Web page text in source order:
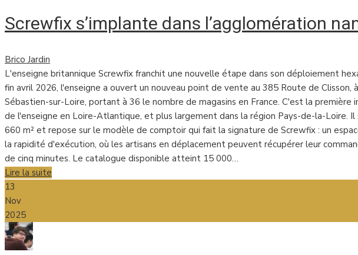
Screwfix s’implante dans l’agglomération
Brico Jardin
L'enseigne britannique Screwfix franchit une nouvelle étape dans son déploiement
fin avril 2026, l'enseigne a ouvert un nouveau point de vente au 385 Route de Clisson,
Sébastien-sur-Loire, portant à 36 le nombre de magasins en France. C'est la première
de l'enseigne en Loire-Atlantique, et plus largement dans la région Pays-de-la-Loire. Il
660 m² et repose sur le modèle de comptoir qui fait la signature de Screwfix : un
la rapidité d'exécution, où les artisans en déplacement peuvent récupérer leur
de cinq minutes. Le catalogue disponible atteint 15 000…
Lire la suite
13
Nov
2025